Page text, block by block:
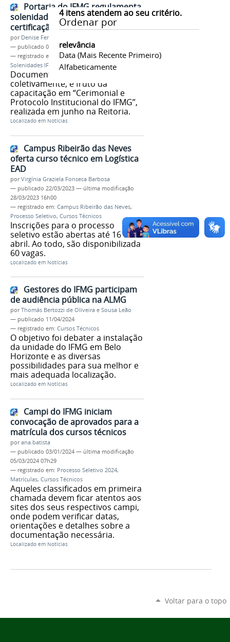
4itens atendem ao seu critério.
Ordenar por
relevância
Data (mais Recente Primeiro)
Alfabeticamente
Portaria do IFMG regulamenta
solenidades de entrega de
certificação dos cursos técnicos
por Denise Ferreira dos Santos
— publicado 03/07/2025
— registrado em:
Certificação,Cursos Técnicos,
Solenidades IFMG
,Formaturas
Documento, construído
coletivamente, é fruto da
capacitação em “Cerimonial e
Protocolo Institucional do IFMG”,
realizada em junho na Reitoria.
Localizado em Notícias
Campus Ribeirão das Neves
oferta curso técnico em Logística
EAD
porVirgínia Graziela Fonseca Barbosa
— publicado 22/03/2023 — última modificação
28/03/2023 16h00
— registrado em: Campus Ribeirão das Neves,
Processo Seletivo, Cursos Técnicos
Inscrições para o processo
seletivo estão abertas até 16 de
abril. Ao todo, são disponibilizada
60 vagas.
Localizado em Notícias
Gestores do IFMG participam
de audiência pública na ALMG
porThomás Bertozzi de Oliveira e Sousa Leão
— publicado 11/04/2024
— registrado em: Cursos Técnicos
O objetivo foi debater a instalação
da unidade do IFMG em Belo
Horizonte e as diversas
possibilidades para sua melhor e
mais adequada localização.
Localizado em Notícias
Campi do IFMG iniciam
convocação de aprovados para a
matrícula dos cursos técnicos
porana.batista
— publicado 03/01/2024 — última modificação
05/03/2024 07h29
— registrado em: Processo Seletivo 2024,
Matrículas, Cursos Técnicos
Aqueles classificados em primeira
chamada devem ficar atentos aos
sites dos seus respectivos campi,
onde podem verificar datas,
orientações e detalhes sobre a
documentação necessária.
Localizado em Notícias
Voltar para o topo